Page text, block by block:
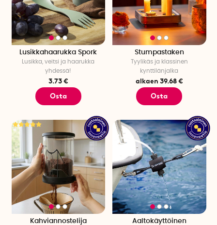
Lusikkahaarukka Spork
Lusikka, veitsi ja haarukka
yhdessä!
3.73 €
Osta
Stumpastaken
Tyylikäs ja klassinen
kynttilänjalka
alkaen 39.68 €
Osta
Kahviannostelija
Aaltokäyttöinen